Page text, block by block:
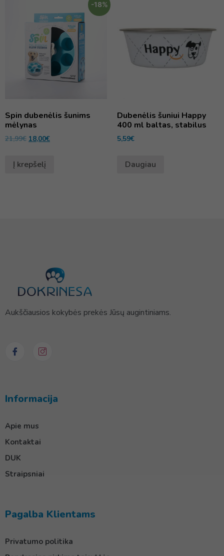
-18%
Spin dubenėlis šunims
mėlynas
21,99€ 18,00€
Į krepšelį
Dubenėlis šuniui Happy
400 ml baltas, stabilus
5,59€
Daugiau
Aukščiausios kokybės prekės Jūsų augintiniams.
Informacija
Apie mus
Kontaktai
DUK
Straipsniai
Pagalba Klientams
Privatumo politika